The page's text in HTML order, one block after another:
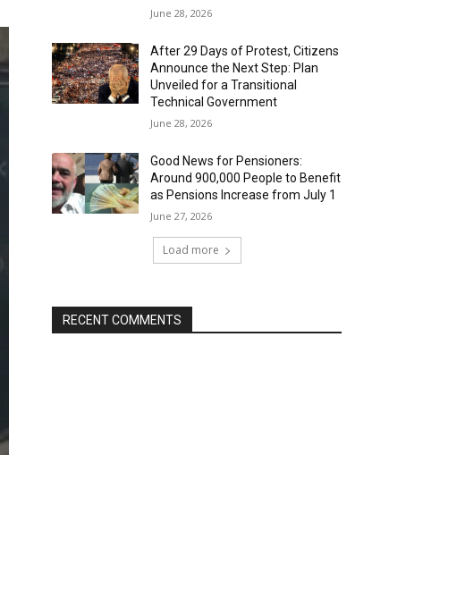
June 28, 2026
After 29 Days of Protest, Citizens
Announce the Next Step: Plan
Unveiled for a Transitional
Technical Government
June 28, 2026
Good News for Pensioners:
Around 900,000 People to Benefit
as Pensions Increase from July 1
June 27, 2026
Load more
RECENT COMMENTS